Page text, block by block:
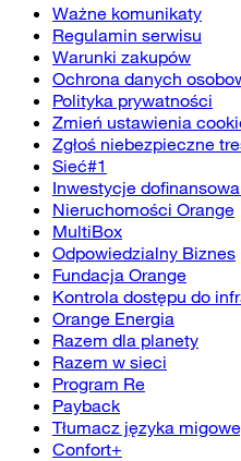
Ważne komunikaty
Regulamin serwisu
Warunki zakupów
Ochrona danych
Polityka prywatności
Zmień ustawienia
Zgłoś niebezpieczne
Sieć#1
Inwestycje
Nieruchomości Orange
MultiBox
Odpowiedzialny Biznes
Fundacja Orange
Kontrola dostępu do
Orange Energia
Razem dla planety
Razem w sieci
Program Re
Payback
Tłumacz języka
Confort+